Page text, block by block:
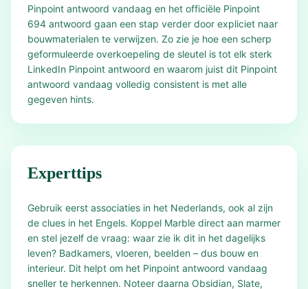
Pinpoint antwoord vandaag en het officiële Pinpoint
694 antwoord gaan een stap verder door expliciet naar
bouwmaterialen te verwijzen. Zo zie je hoe een scherp
geformuleerde overkoepeling de sleutel is tot elk sterk
LinkedIn Pinpoint antwoord en waarom juist dit Pinpoint
antwoord vandaag volledig consistent is met alle
gegeven hints.
Experttips
Gebruik eerst associaties in het Nederlands, ook al zijn
de clues in het Engels. Koppel Marble direct aan marmer
en stel jezelf de vraag: waar zie ik dit in het dagelijks
leven? Badkamers, vloeren, beelden – dus bouw en
interieur. Dit helpt om het Pinpoint antwoord vandaag
sneller te herkennen. Noteer daarna Obsidian, Slate,